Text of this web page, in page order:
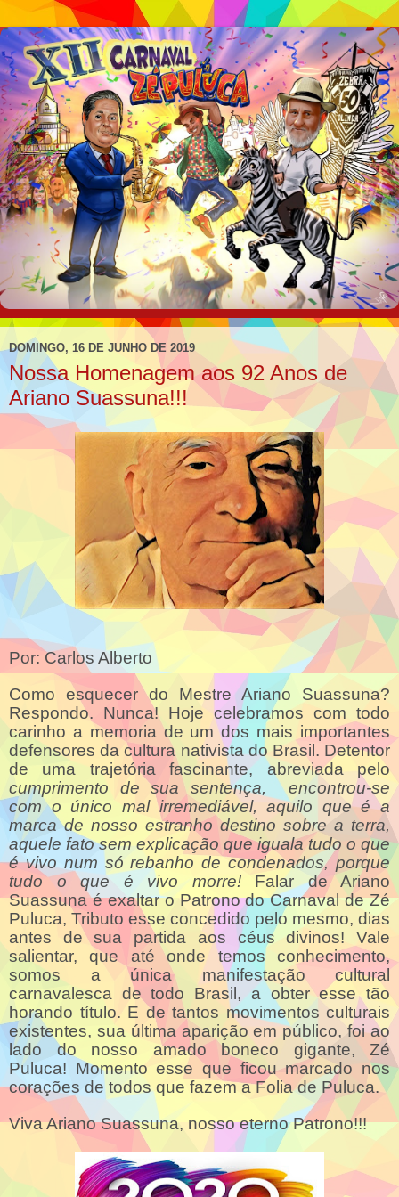
DOMINGO, 16 DE JUNHO DE 2019
Nossa Homenagem aos 92 Anos de
Ariano Suassuna!!!
Por: Carlos Alberto
Como esquecer do Mestre Ariano Suassuna?
Respondo. Nunca! Hoje celebramos com todo
carinho a memoria de um dos mais importantes
defensores da cultura nativista do Brasil. Detentor
de uma trajetória fascinante, abreviada pelo
cumprimento de sua sentença,
encontrou-se
com o único mal irremediável, aquilo que é a
marca de nosso estranho destino sobre a terra,
aquele fato sem explicação que iguala tudo o que
é vivo num só rebanho de condenados, porque
tudo o que é vivo morre! Falar de Ariano
Suassuna é exaltar o Patrono do Carnaval de Zé
Puluca, Tributo esse concedido pelo mesmo, dias
antes de sua partida aos céus divinos! Vale
salientar, que até onde temos conhecimento,
somos a única manifestação cultural
carnavalesca de todo Brasil, a obter esse tão
horando título. E de tantos movimentos culturais
existentes, sua última aparição em público, foi ao
lado do nosso amado boneco gigante, Zé
Puluca! Momento esse que ficou marcado nos
corações de todos que fazem a Folia de Puluca.
Viva Ariano Suassuna, nosso eterno Patrono!!!